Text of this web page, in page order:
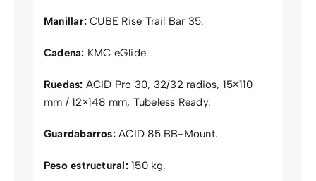
Manillar: CUBE Rise Trail Bar 35.
Cadena: KMC eGlide.
Ruedas: ACID Pro 30, 32/32 radios, 15×110
mm / 12×148 mm, Tubeless Ready.
Guardabarros:ACID 85 BB-Mount.
Peso estructural:150 kg.